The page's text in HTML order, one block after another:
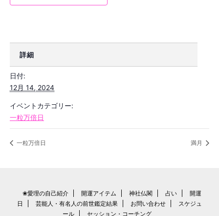
詳細
日付:
12月 14, 2024
イベントカテゴリー:
一粒万倍日
一粒万倍日 満月
❀愛理の自己紹介 開運アイテム 神社仏閣 占い
開運
日
芸能人・有名人の前世鑑定結果 お問い合わせ
スケジュ
ール
セッション・コーチング